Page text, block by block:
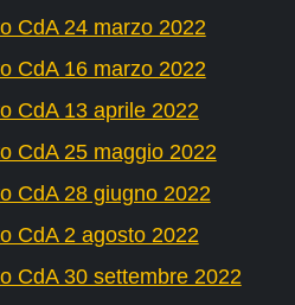
CdA 24 marzo 2022
CdA 16 marzo 2022
CdA 13 aprile 2022
CdA 25 maggio 2022
CdA 28 giugno 2022
CdA 2 agosto 2022
CdA 30 settembre 2022